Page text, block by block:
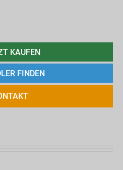
KAUFEN
FINDEN